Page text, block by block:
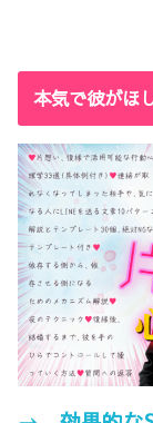
本気で彼がほ